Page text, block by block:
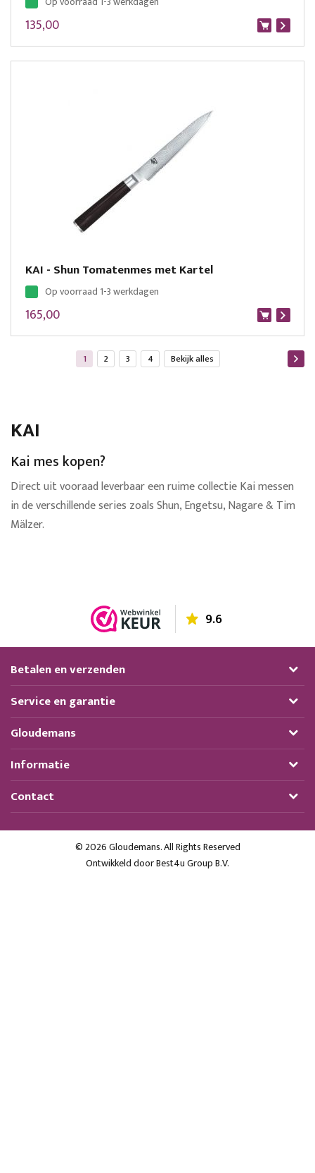
135,00
KAI - Shun Tomatenmes met Kartel
Op voorraad 1-3 werkdagen
165,00
U lees momenteel pagina
1 Pagina
2 Pagina
3 Pagina
4 Bekijk alles
Bekijk alles
KAI
Kai mes kopen?
Direct uit vooraad leverbaar een ruime collectie Kai messen
in de verschillende series zoals Shun, Engetsu, Nagare & Tim
Mälzer.
9.6
Betalen en verzenden
Service en garantie
Gloudemans
Informatie
Contact
© 2026 Gloudemans. All Rights Reserved
Ontwikkeld doorBest4u Group B.V.